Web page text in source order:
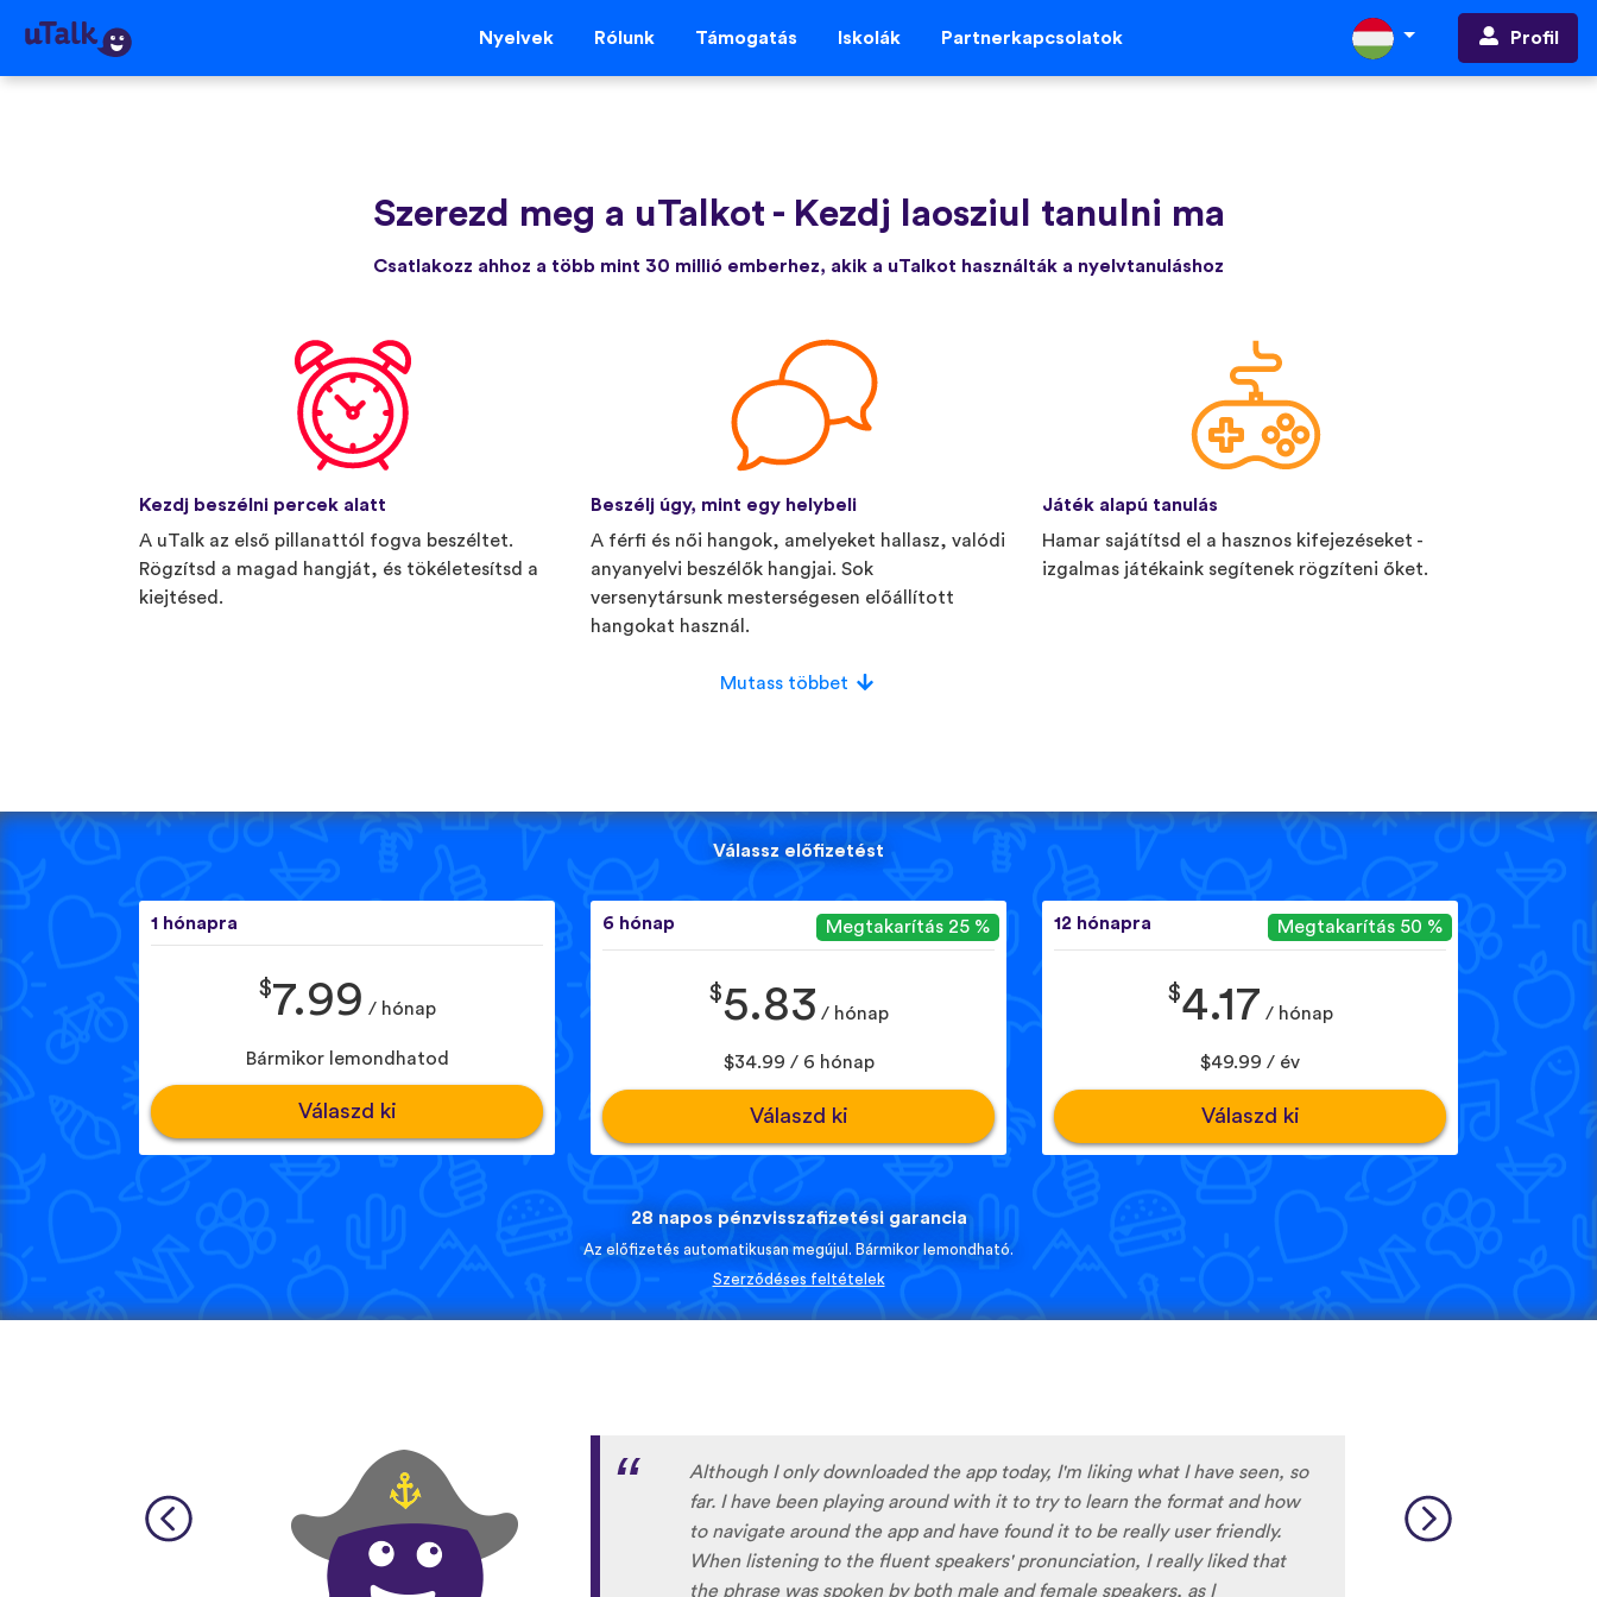
Nyelvek Rólunk Támogatás Iskolák Partnerkapcsolatok Profil
Szerezd meg a uTalkot - Kezdj laosziul tanulni ma
Csatlakozz ahhoz a több mint 30 millió emberhez, akik a uTalkot használták a nyelvtanuláshoz
Kezdj beszélni percek alatt
A uTalk az első pillanattól fogva beszéltet.
Rögzítsd a magad hangját, és tökéletesítsd a
kiejtésed.
Beszélj úgy, mint egy helybeli
A férfi és női hangok, amelyeket hallasz, valódi
anyanyelvi beszélők hangjai. Sok
versenytársunk mesterségesen előállított
hangokat használ.
Játék alapú tanulás
Hamar sajátítsd el a hasznos kifejezéseket -
izgalmas játékaink segítenek rögzíteni őket.
Mutass többet
Válassz előfizetést
1 hónapra
$7.99 / hónap
Bármikor lemondhatod
Válaszd ki
6 hónap Megtakarítás 25 %
$5.83 / hónap
$34.99 / 6 hónap
Válaszd ki
12 hónapra Megtakarítás 50 %
$4.17 / hónap
$49.99 / év
Válaszd ki
28 napos pénzvisszafizetési garancia
Az előfizetés automatikusan megújul. Bármikor lemondható.
Szerződéses feltételek
I’m SOOOOO grateful, you are literally the only app who has SO MANY
African languages !!!!! I recently took a DNA test and I really want to
reconnect with my African roots and it’s so hard to find African
languages other than Swahili on the internet and the resources aren’t
easily accessible… the fact that you have So many languages makes me